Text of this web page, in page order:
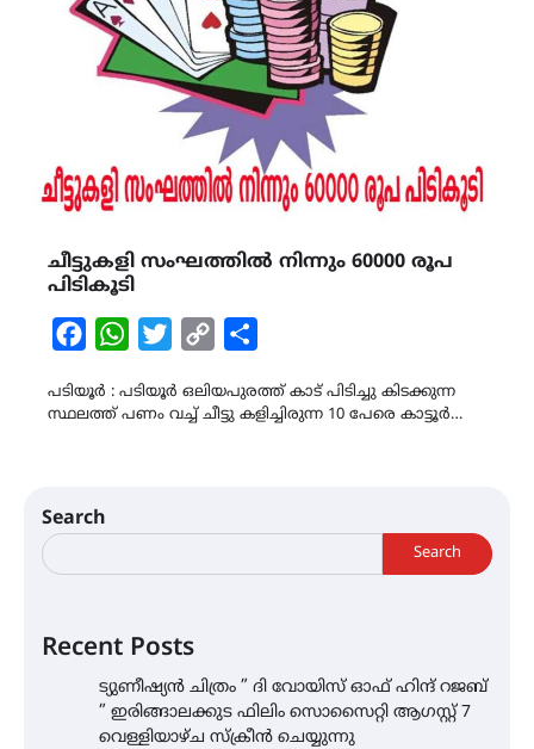
ചീട്ടുകളി സംഘത്തിൽ നിന്നും 60000 രൂപ
പിടികൂടി
FacebookWhatsAppTwitterCopy
പടിയൂർ : പടിയൂർ ഒലിയപുരത്ത് കാട് പിടിച്ചു കിടക്കുന്ന
സ്ഥലത്ത് പണം വച്ച് ചീട്ടു കളിച്ചിരുന്ന 10 പേരെ കാട്ടൂർ…
Search
Search
Recent Posts
ട്യുണീഷ്യൻ ചിത്രം ” ദി വോയിസ് ഓഫ് ഹിന്ദ് റജബ്
” ഇരിങ്ങാലക്കുട ഫിലിം സൊസൈറ്റി ആഗസ്റ്റ് 7
വെള്ളിയാഴ്ച സ്‌ക്രീൻ ചെയ്യുന്നു